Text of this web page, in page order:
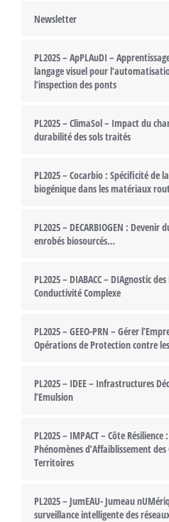
Newsletter
PL2025 – ApPLAuDI –
langage visuel pour
l’inspection des ponts
PL2025 – ClimaSol – Impact du
durabilité des sols traités
PL2025 – Cocarbio : Spécificité
biogénique dans les matériaux
PL2025 – DECARBIOGEN :
enrobés biosourcés…
PL2025 – DIABACC – DIAgnostic
Conductivité Complexe
PL2025 – GEEO-PRN – Gérer
Opérations de Protection contre
PL2025 – IDEE – Infrastructures
l’Emulsion
PL2025 – IMPACT – Côte
Phénomènes d’Affaiblissement
Territoires
PL2025 – JumEAU- Jumeau
surveillance intelligente des